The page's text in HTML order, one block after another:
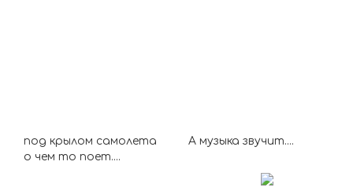
под крылом самолета
о чем то поет....
А музыка звучит....